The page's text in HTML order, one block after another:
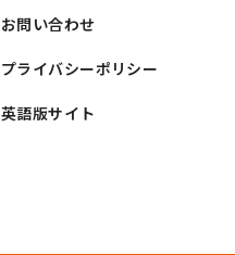
お問い合わせ
プライバシーポリシー
英語版サイト